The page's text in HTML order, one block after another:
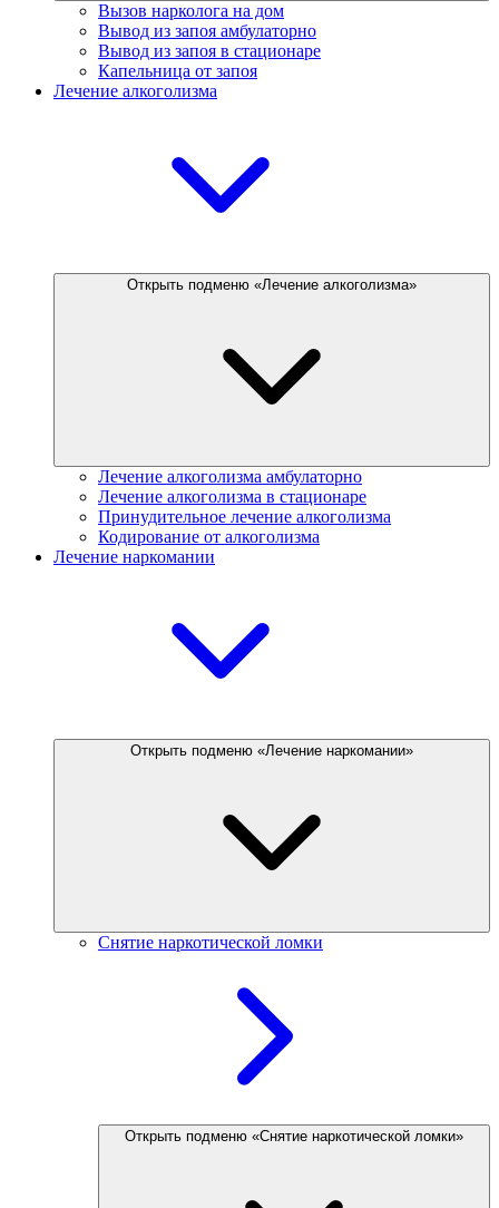
Вызов нарколога на дом
Вывод из запоя амбулаторно
Вывод из запоя в стационаре
Капельница от запоя
Лечение алкоголизма
Открыть подменю «Лечение алкоголизма»
Лечение алкоголизма амбулаторно
Лечение алкоголизма в стационаре
Принудительное лечение алкоголизма
Кодирование от алкоголизма
Лечение наркомании
Открыть подменю «Лечение наркомании»
Снятие наркотической ломки
Открыть подменю «Снятие наркотической ломки»